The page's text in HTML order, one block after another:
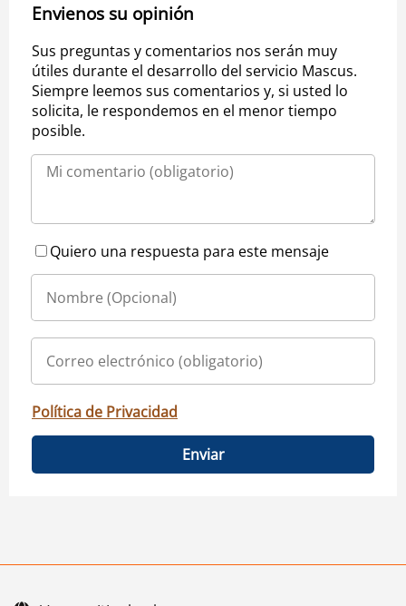
Envienos su opinión
Sus preguntas y comentarios nos serán muy
útiles durante el desarrollo del servicio Mascus.
Siempre leemos sus comentarios y, si usted lo
solicita, le respondemos en el menor tiempo
posible.
Quiero una respuesta para este mensaje
Política de Privacidad
Enviar